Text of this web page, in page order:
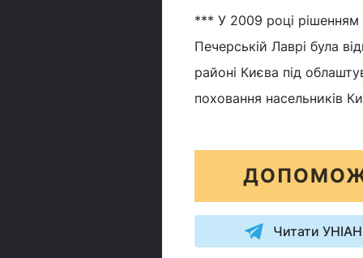
*** У 2009 році рішенням
Печерській Лаврі була
районі Києва під
поховання насельників
Читати